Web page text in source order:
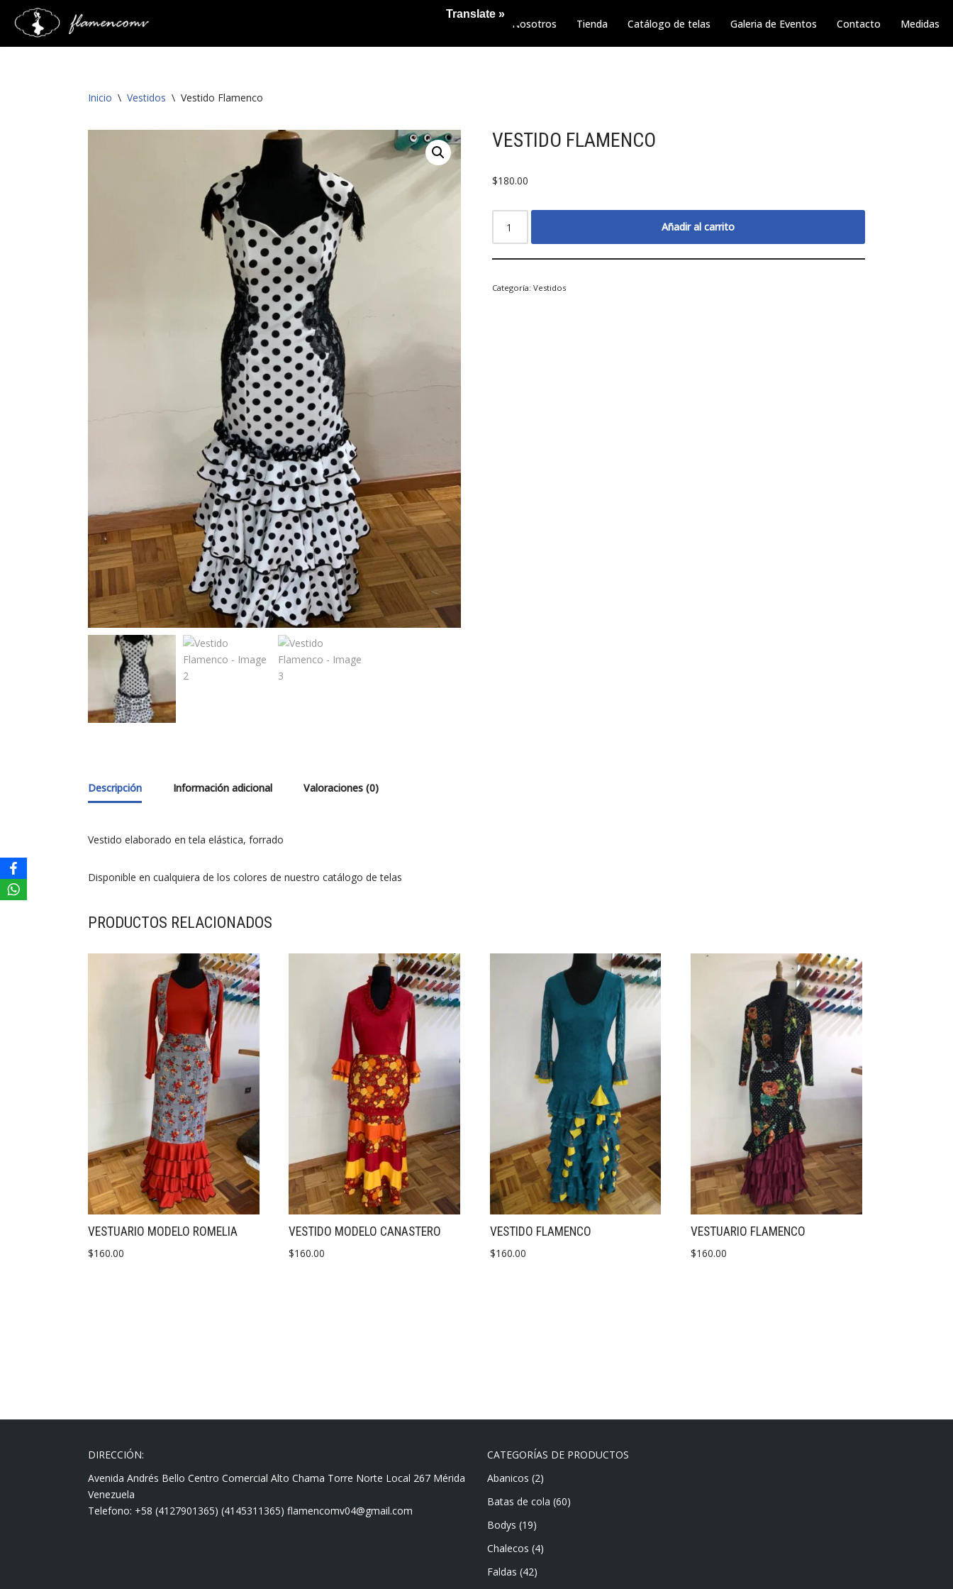
Saltar
Nosotros Tienda Catálogo de telas Galeria de Eventos Contacto Medidas
Inicio \ Vestidos \ Vestido Flamenco
VESTIDO FLAMENCO
$180.00
Añadir al carrito
Categoría: Vestidos
Descripción Información adicional Valoraciones (0)
Vestido elaborado en tela elástica, forrado
Disponible en cualquiera de los colores de nuestro catálogo de telas
PRODUCTOS RELACIONADOS
VESTUARIO MODELO ROMELIA
$160.00
VESTIDO MODELO CANASTERO
$160.00
VESTIDO FLAMENCO
$160.00
VESTUARIO FLAMENCO
$160.00
DIRECCIÓN:
Avenida Andrés Bello Centro Comercial Alto Chama Torre Norte Local 267 Mérida
Venezuela
Telefono: +58 (4127901365) (4145311365) flamencomv04@gmail.com
CATEGORÍAS DE PRODUCTOS
Abanicos (2)
Batas de cola (60)
Bodys (19)
Chalecos (4)
Faldas (42)
Translate »